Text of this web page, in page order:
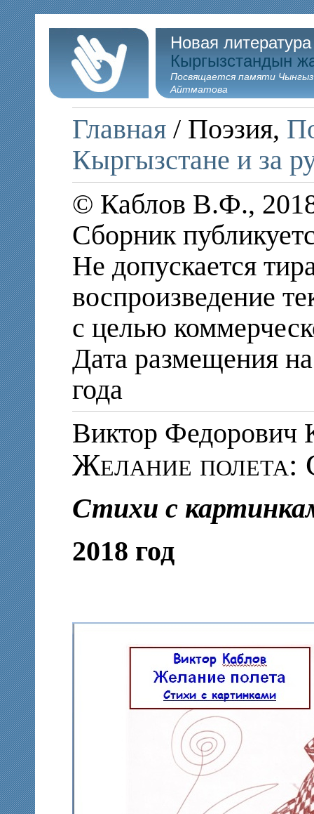
Новая
Кыргызстандын
Посвящается памяти
Айтматова
Главная / Поэзия,
Кыргызстане и за
© Каблов В.Ф.,
Сборник
Не допускается
воспроизведение
с целью
Дата размещения
года
Виктор
Желание полета:
Стихи с
2018 год